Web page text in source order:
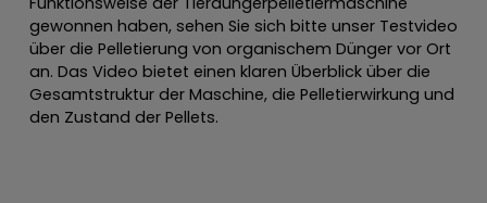
gewonnen haben, sehen Sie sich bitte unser Testvideo
über die Pelletierung von organischem Dünger vor Ort
an. Das Video bietet einen klaren Überblick über die
Gesamtstruktur der Maschine, die Pelletierwirkung und
den Zustand der Pellets.